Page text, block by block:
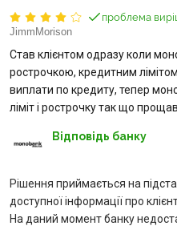
Банк у новинах
Курс валют у банку
Питання банку
Відгуки
Кредити для бізнеса
проблема
JimmMorison
Став клієнтом одразу коли
рострочкою, кредитним
виплати по кредиту, тепер
ліміт і рострочку так що
Відповідь банку
Рішення приймається на
доступної інформації про
На даний момент банку